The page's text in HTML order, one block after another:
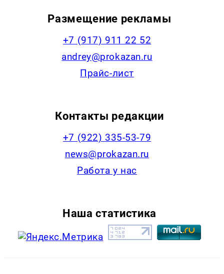
Размещение рекламы
+7 (917) 911 22 52
andrey@prokazan.ru
Прайс-лист
Контакты редакции
+7 (922) 335-53-79
news@prokazan.ru
Работа у нас
Наша статистика